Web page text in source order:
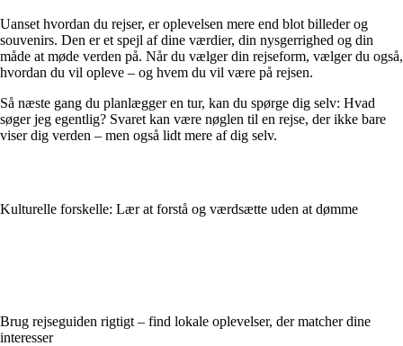
Uanset hvordan du rejser, er oplevelsen mere end blot billeder og
souvenirs. Den er et spejl af dine værdier, din nysgerrighed og din
måde at møde verden på. Når du vælger din rejseform, vælger du også,
hvordan du vil opleve – og hvem du vil være på rejsen.
Så næste gang du planlægger en tur, kan du spørge dig selv: Hvad
søger jeg egentlig? Svaret kan være nøglen til en rejse, der ikke bare
viser dig verden – men også lidt mere af dig selv.
Kulturelle forskelle: Lær at forstå og værdsætte uden at dømme
Brug rejseguiden rigtigt – find lokale oplevelser, der matcher dine
interesser